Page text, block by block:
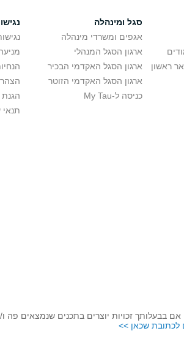
ראשון
סגל ומינהלה
אגפים ומשרדי מינהלה
ארגון הסגל המנהלי
ארגון הסגל האקדמי הבכיר
ארגון הסגל האקדמי הזוטר
כניסה ל-My Tau
תנאי
אם בבעלותך זכויות יוצרים בתכנים שנמצאים
לכתובת שכאן >>